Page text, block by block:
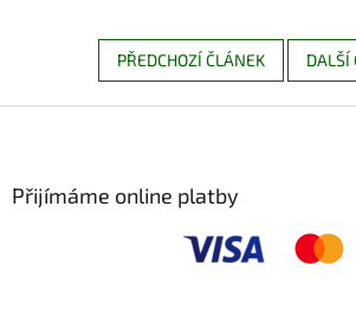
PŘEDCHOZÍ ČLÁNEK DALŠÍ
Přijímáme online platby